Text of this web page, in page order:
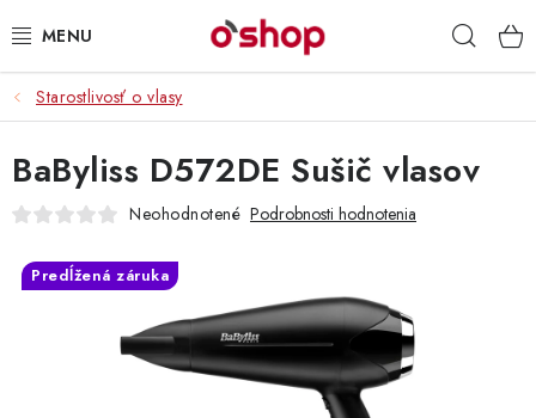
na
OSOBNÁ STAROSTLIVOSŤ
POTRAVINY
HRAČKY 🧸
DROGÉRIA
ZACHRÁŇTE PRODUKTY
Starostlivosť o vlasy
BaByliss D572DE Sušič vlasov
Neohodnotené Podrobnosti hodnotenia
Predĺžená záruka